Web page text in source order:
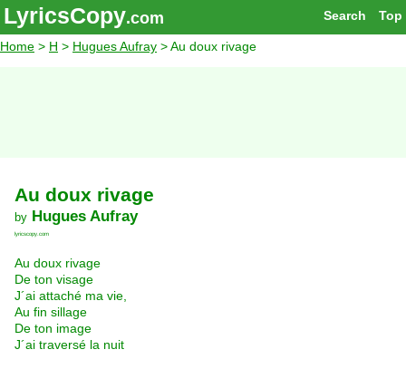
Top
Search
LyricsCopy.com
Home > H > Hugues Aufray > Au doux rivage
Au doux rivage
by Hugues Aufray
lyricscopy.com
Au doux rivage
De ton visage
J´ai attaché ma vie,
Au fin sillage
De ton image
J´ai traversé la nuit